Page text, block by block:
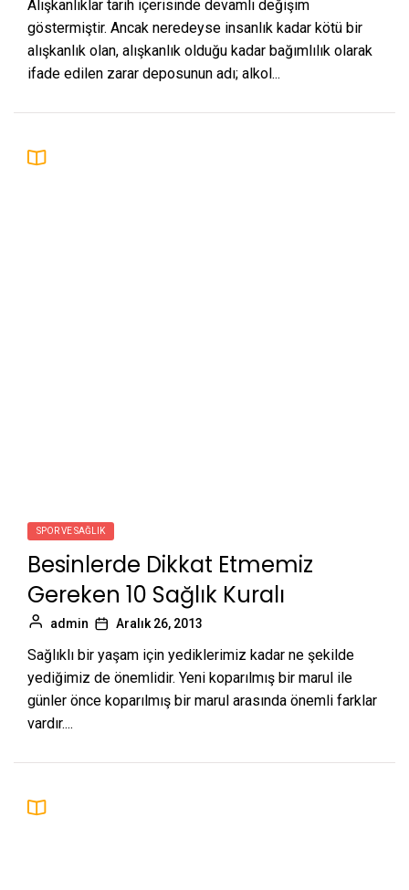
Alışkanlıklar tarih içerisinde devamlı değişim
göstermiştir. Ancak neredeyse insanlık kadar kötü bir
alışkanlık olan, alışkanlık olduğu kadar bağımlılık olarak
ifade edilen zarar deposunun adı; alkol...
SPOR VE SAĞLIK
Besinlerde Dikkat Etmemiz
Gereken 10 Sağlık Kuralı
admin Aralık 26, 2013
Sağlıklı bir yaşam için yediklerimiz kadar ne şekilde
yediğimiz de önemlidir. Yeni koparılmış bir marul ile
günler önce koparılmış bir marul arasında önemli farklar
vardır....